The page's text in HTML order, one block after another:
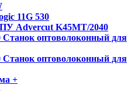
11G 530
Advercut K45MT/2040
оптоволоконный для
оптоволоконный для
+